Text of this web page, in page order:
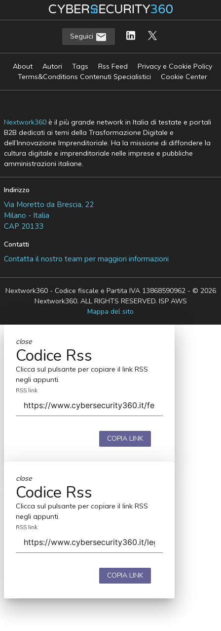
Seguici
About Autori Tags Rss Feed
Privacy e Cookie Policy
Terms&Conditions Contenuti Specialistici
Cookie Center
Nextwork360è il più grande network in Italia di testate e portali
B2B dedicati ai temi della Trasformazione Digitale e
dell’Innovazione Imprenditoriale. Ha la missione di diffondere la
cultura digitale e imprenditoriale nelle imprese e pubbliche
amministrazioni italiane.
Indirizzo
Via Moretto da Brescia, 22
Milano - Italia
CAP 20133
Contatti
Contatta il nostro team per maggiori informazioni
Nextwork360 - Codice fiscale e Partita IVA 13868590962 - © 2026
Nextwork360. ALL RIGHTS RESERVED. ISP AWS
Mappa del sito
close
Codice Rss
Clicca sul pulsante per copiare il link RSS
negli appunti.
RSS link
COPIA LINK
close
Codice Rss
Clicca sul pulsante per copiare il link RSS
negli appunti.
RSS link
COPIA LINK